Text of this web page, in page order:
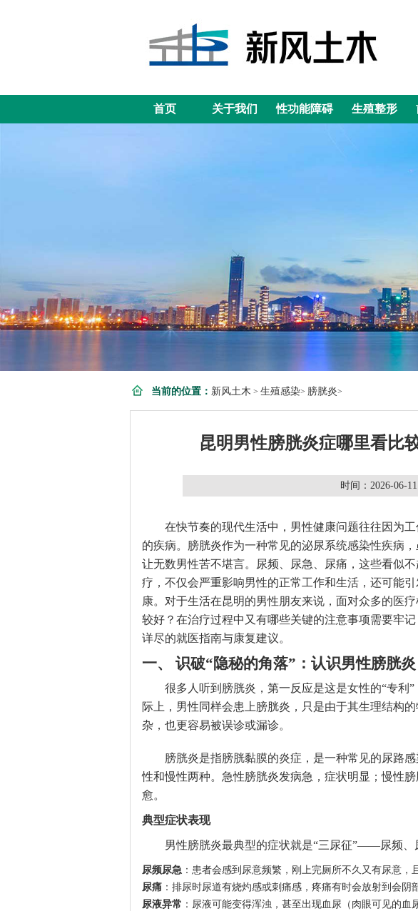
首页 关于我们 性功能障碍 生殖整形
当前的位置： 新风土木 > 生殖感染> 膀胱炎>
昆明男性膀胱炎症哪里看比
时间：2026-06-11
在快节奏的现代生活中，男性健康问题往往因为
的疾病。膀胱炎作为一种常见的泌尿系统感染性疾病
让无数男性苦不堪言。尿频、尿急、尿痛，这些看似
疗，不仅会严重影响男性的正常工作和生活，还可能
康。对于生活在昆明的男性朋友来说，面对众多的医
较好？在治疗过程中又有哪些关键的注意事项需要牢
详尽的就医指南与康复建议。
一、 识破“隐秘的角落”：认识男性膀胱炎
很多人听到膀胱炎，第一反应是这是女性的“专利
际上，男性同样会患上膀胱炎，只是由于其生理结构
杂，也更容易被误诊或漏诊。
膀胱炎是指膀胱黏膜的炎症，是一种常见的尿路
性和慢性两种。急性膀胱炎发病急，症状明显；慢性
愈。
典型症状表现
男性膀胱炎最典型的症状就是“三尿征”——尿频、
尿频尿急 ：患者会感到尿意频繁，刚上完厕所不久又有尿意，
尿痛 ：排尿时尿道有烧灼感或刺痛感，疼痛有时会放射到会阴
尿液异常 ：尿液可能变得浑浊，甚至出现血尿（肉眼可见的血